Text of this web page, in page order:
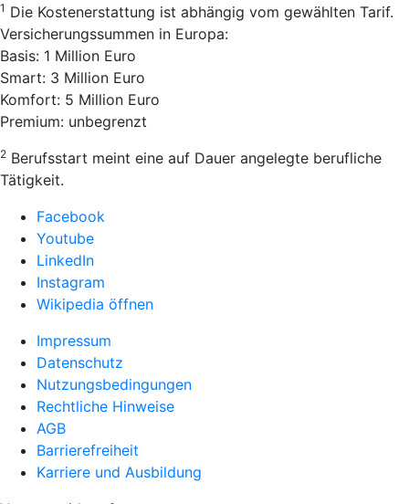
1 Die Kostenerstattung ist abhängig vom gewählten Tarif.
Versicherungssummen in Europa:
Basis: 1 Million Euro
Smart: 3 Million Euro
Komfort: 5 Million Euro
Premium: unbegrenzt
2 Berufsstart meint eine auf Dauer angelegte berufliche
Tätigkeit.
Facebook
Youtube
LinkedIn
Instagram
Wikipedia öffnen
Impressum
Datenschutz
Nutzungsbedingungen
Rechtliche Hinweise
AGB
Barrierefreiheit
Karriere und Ausbildung